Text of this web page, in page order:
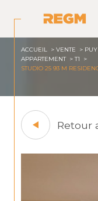
ACCUEIL VENTE
APPARTEMENT
T1
STUDIO 25 93 M
Retour